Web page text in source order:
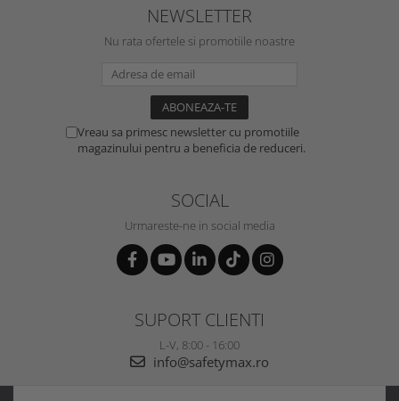
NEWSLETTER
Nu rata ofertele si promotiile noastre
Vreau sa primesc newsletter cu promotiile
magazinului pentru a beneficia de reduceri.
SOCIAL
Urmareste-ne in social media
SUPORT CLIENTI
L-V, 8:00 - 16:00
info@safetymax.ro